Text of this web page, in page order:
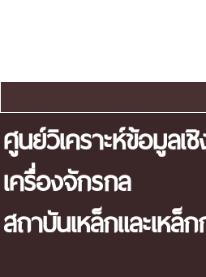
ศูนย์วิเคราะห์ข้อมูล
เครื่องจักรกล
สถาบันเหล็กและเหล็